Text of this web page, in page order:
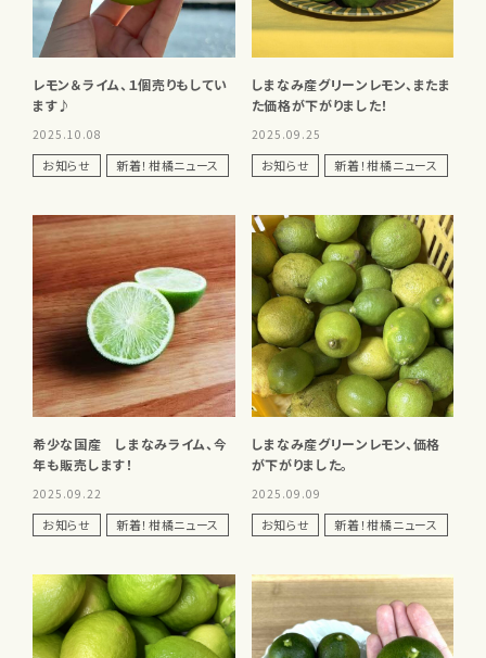
レモン＆ライム、１個売りもしてい
ます♪
2025.10.08
お知らせ 新着！柑橘ニュース
しまなみ産グリーンレモン、またま
た価格が下がりました！
2025.09.25
お知らせ 新着！柑橘ニュース
希少な国産 しまなみライム、今
年も販売します！
2025.09.22
お知らせ 新着！柑橘ニュース
しまなみ産グリーンレモン、価格
が下がりました。
2025.09.09
お知らせ 新着！柑橘ニュース